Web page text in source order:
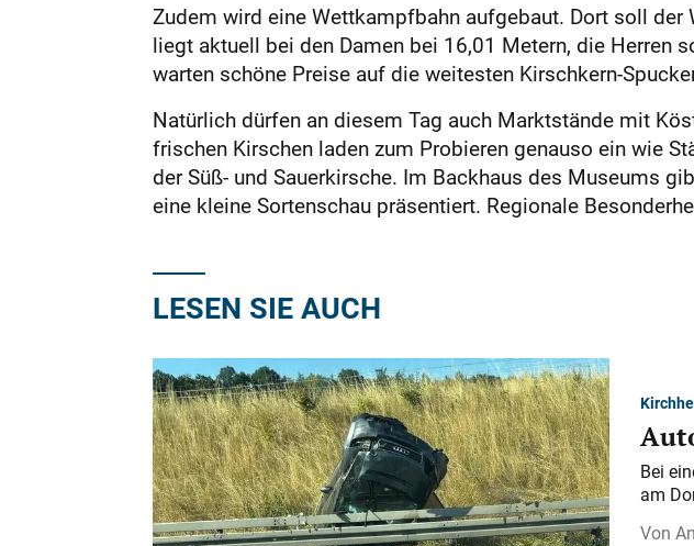
Zudem wird eine Wettkampfbahn aufgebaut. Dort soll
liegt aktuell bei den Damen bei 16,01 Metern, die Herren
warten schöne Preise auf die weitesten Kirschkern-
Natürlich dürfen an diesem Tag auch Marktstände mit
frischen Kirschen laden zum Probieren genauso ein wie
der Süß- und Sauerkirsche. Im Backhaus des Museums
eine kleine Sortenschau präsentiert. Regionale
LESEN SIE AUCH
Bei
am